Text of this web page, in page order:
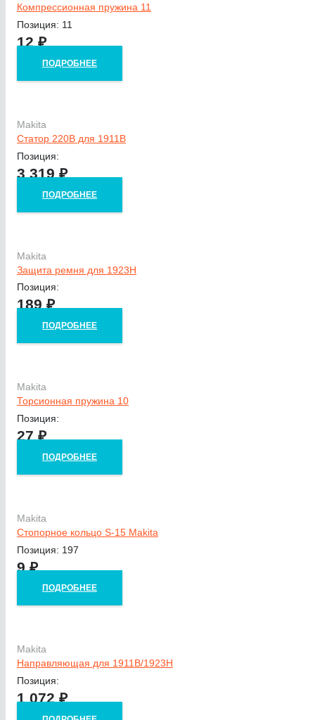
Компрессионная пружина 11
Позиция: 11
12₽
ПОДРОБНЕЕ
Makita
Статор 220В для 1911B
Позиция:
3 319₽
ПОДРОБНЕЕ
Makita
Защита ремня для 1923H
Позиция:
189₽
ПОДРОБНЕЕ
Makita
Торсионная пружина 10
Позиция:
27₽
ПОДРОБНЕЕ
Makita
Стопорное кольцо S-15 Makita
Позиция: 197
9₽
ПОДРОБНЕЕ
Makita
Направляющая для 1911B/1923H
Позиция:
1 072₽